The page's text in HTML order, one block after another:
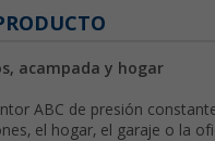
acampada y hogar
ABC de presión
el hogar, el garaje o la